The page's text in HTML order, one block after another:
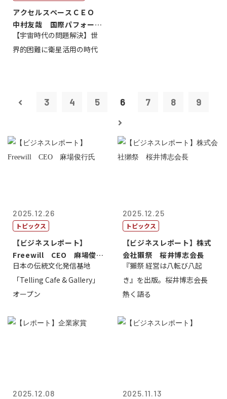
アクセルスペースＣＥＯ
中村友哉 国際パフォーマ
ンス研究所代...
【宇宙時代の問題解決】世
界的困難に衛星活用の時代
3 4 5 6 7 8 9
2025.12.26
トピックス
【ビジネスレポート】
Freewill CEO 麻場俊行
氏
日本の伝統文化発信基地
「Telling Cafe & Gallery」
オープン
2025.12.25
トピックス
【ビジネスレポート】株式
会社獺祭 桜井博志会長
『獺祭 経営は八転び八起
き』を出版。桜井博志会長
熱く語る
2025.12.08 2025.11.13